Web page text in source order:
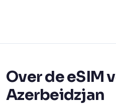
Over de eSIM
Azerbeidzjan